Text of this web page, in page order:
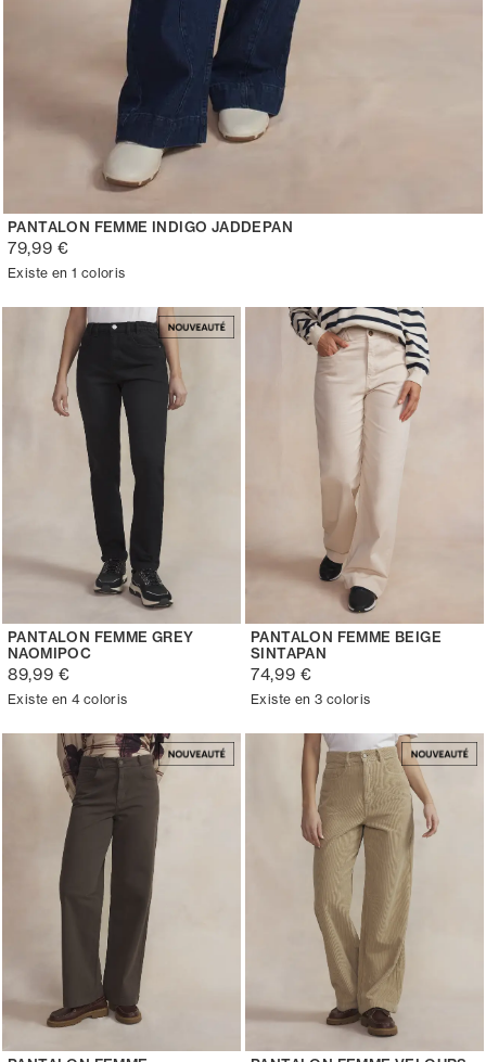
PANTALON FEMME INDIGO JADDEPAN
79,99 €
Existe en 1 coloris
PANTALON FEMME GREY
NAOMIPOC
89,99 €
Existe en 4 coloris
PANTALON FEMME BEIGE
SINTAPAN
74,99 €
Existe en 3 coloris